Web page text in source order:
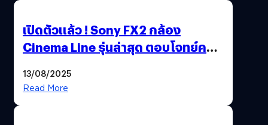
เปิดตัวแล้ว ! Sony FX2 กล้อง
Cinema Line รุ่นล่าสุด ตอบโจทย์ครี
13/08/2025
Read More